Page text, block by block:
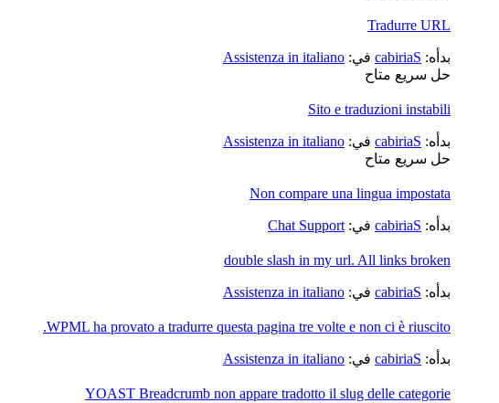
Tradurre URL
بدأه: cabiriaS في: Assistenza in italiano
حل سريع متاح
Sito e traduzioni instabili
بدأه: cabiriaS في: Assistenza in italiano
حل سريع متاح
Non compare una lingua impostata
بدأه: cabiriaS في: Chat Support
double slash in my url. All links broken
بدأه: cabiriaS في: Assistenza in italiano
WPML ha provato a tradurre questa pagina tre volte e non ci è riuscito.
بدأه: cabiriaS في: Assistenza in italiano
YOAST Breadcrumb non appare tradotto il slug delle categorie